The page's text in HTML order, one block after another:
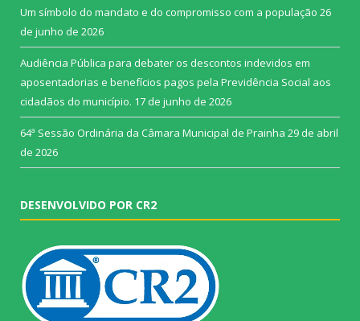
Um símbolo do mandato e do compromisso com a população 26
de junho de 2026
Audiência Pública para debater os descontos indevidos em
aposentadorias e benefícios pagos pela Previdência Social aos
cidadãos do município. 17 de junho de 2026
64ª Sessão Ordinária da Câmara Municipal de Prainha 29 de abril
de 2026
DESENVOLVIDO POR CR2